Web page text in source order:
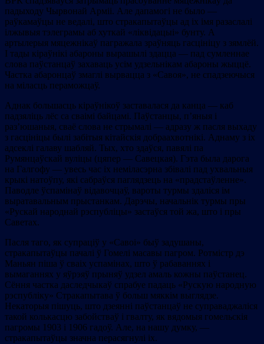
падыходу Чырвонай Арміі. Але дапамогі не было —
раўкамаўцы не ведалі, што стракапытаўцы ад іх імя разаслалі
ілжывыя тэлеграмы аб хуткай «ліквідацыі» бунту. А
артылерыя мяцежнікаў пагражала зраўняць гасцініцу з зямлёй.
І тады кіраўнікі абароны вырашылі здацца — пад сумленнае
слова паўстанцаў захаваць усім удзельнікам абароны жыццё.
Частка абаронцаў змаглі вырвацца з «Савоя», не спадзеючыся
на міласць пераможцаў.
Аднак большасць кіраўнікоў заставалася да канца — каб
падзяліць лёс са сваімі байцамі. Паўстанцы, п’яныя і
раз’юшаныя, сваё слова не стрымалі — адразу ж пасля выхаду
з гасцініцы былі забітыя кітайскія добраахвотнікі. Аднаму з іх
адсеклі галаву шабляй. Тых, хто здаўся, павялі па
Румянцаўскай вуліцы (цяпер — Савецкая). Гэта была дарога
на Галгофу — увесь час іх неміласэрна збівалі пад ухвальныя
крыкі натоўпу, які сабраўся паглядзець на «прадстаўленне».
Паводле ўспамінаў відавочцаў, вароты турмы здаліся ім
выратавальным прыстанкам. Дарэчы, начальнік турмы пры
«Рускай народнай рэспубліцы» застаўся той жа, што і пры
Саветах.
Пасля таго, як супраціў у «Савоі» быў задушаны,
стракапытаўцы пачалі ў Гомелі масавы пагром. Ротмістр дэ
Маньян піша ў сваіх успамінах, што ў рабаваннях і
вымаганнях у яўрэяў прыняў удзел амаль кожны паўстанец.
Сёння частка даследчыкаў спрабуе падаць «Рускую народную
рэспубліку» Стракапытава ў больш мяккім выглядзе.
Некаторыя пішуць, што дзеянні паўстанцаў не суправаджаліся
такой колькасцю забойстваў і гвалту, як вядомыя гомельскія
пагромы 1903 і 1906 гадоў. Але, на нашу думку, —
стракапытаўцы значна перасягнулі іх.